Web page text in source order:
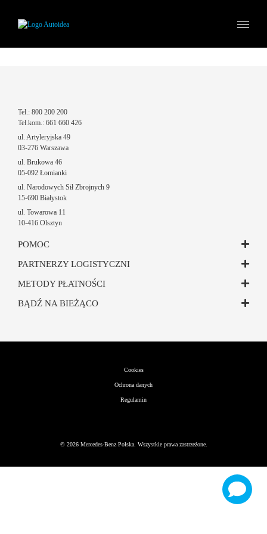
Tel.: 800 200 200
Tel.kom.: 661 660 426
ul. Artyleryjska 49
03-276 Warszawa
ul. Brukowa 46
05-092 Łomianki
ul. Narodowych Sił Zbrojnych 9
15-690 Białystok
ul. Towarowa 11
10-416 Olsztyn
POMOC
PARTNERZY LOGISTYCZNI
METODY PŁATNOŚCI
BĄDŹ NA BIEŻĄCO
Cookies
Ochrona danych
Regulamin
© 2026Mercedes-Benz Polska. Wszystkie prawa zastrzeżone.